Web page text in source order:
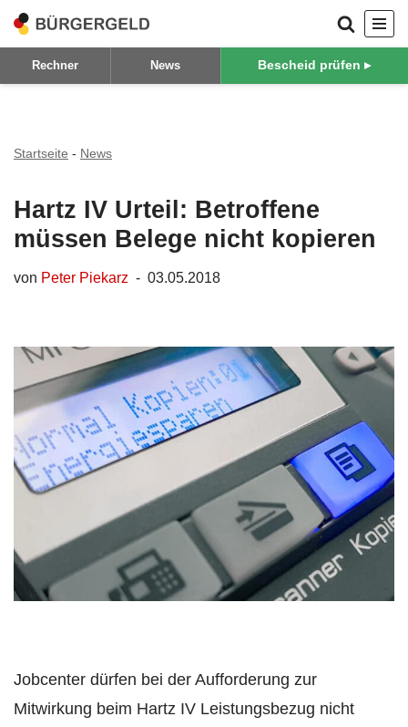
Zum
Inhalt
Rechner News Bescheid prüfen ▸
Startseite - News
Hartz IV Urteil: Betroffene
müssen Belege nicht kopieren
von Peter Piekarz 03.05.2018
Jobcenter dürfen bei der Aufforderung zur
Mitwirkung beim Hartz IV Leistungsbezug nicht